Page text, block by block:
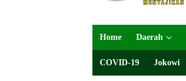
Home Daerah
COVID-19 Jokowi